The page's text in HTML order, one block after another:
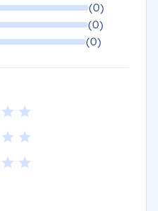
(0)
(0)
(0)